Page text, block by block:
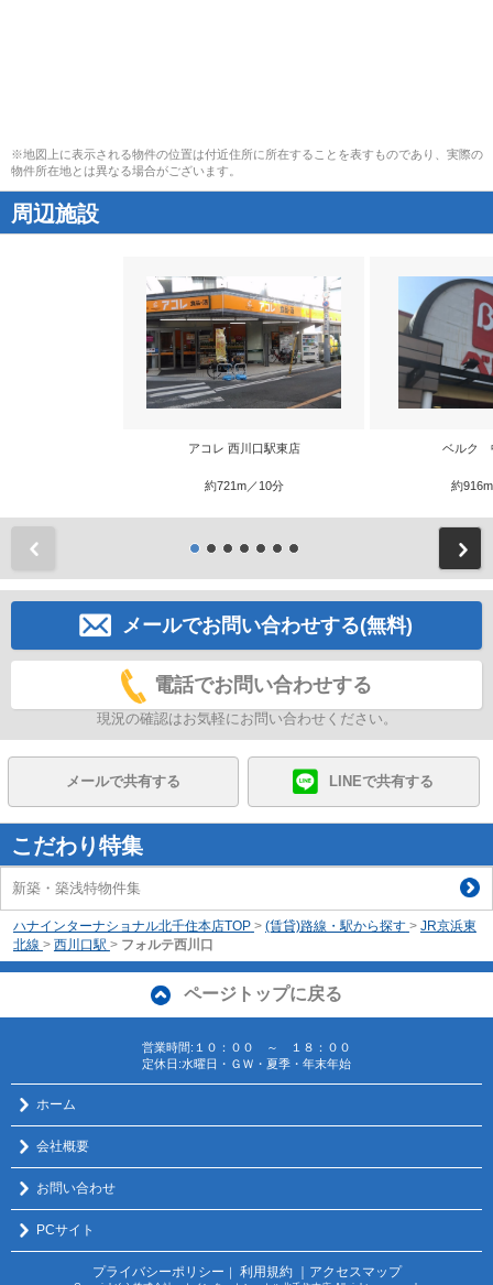
※地図上に表示される物件の位置は付近住所に所在することを表すものであり、実際の
物件所在地とは異なる場合がございます。
周辺施設
アコレ 西川口駅東店
約721m／10分
ベルク
約
メールでお問い合わせする(無料)
電話でお問い合わせする
現況の確認はお気軽にお問い合わせください。
メールで共有する LINEで共有する
こだわり特集
新築・築浅特物件集
ハナインターナショナル北千住本店TOP > (賃貸)路線・駅から探す > JR京浜東
北線 > 西川口駅 > フォルテ西川口
ページトップに戻る
営業時間:１０：００ ～ １８：００
定休日:水曜日・ＧＷ・夏季・年末年始
ホーム
会社概要
お問い合わせ
PCサイト
プライバシーポリシー ｜ 利用規約 ｜アクセスマップ